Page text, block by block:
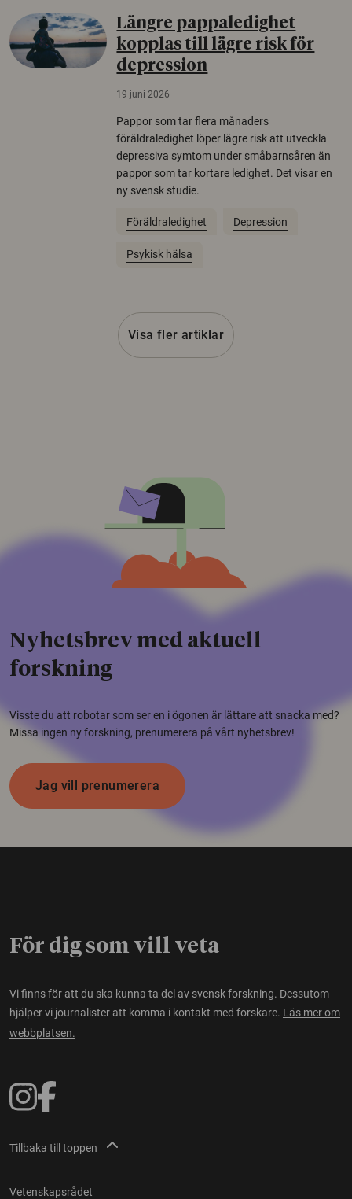
Längre pappaledighet
kopplas till lägre risk för
depression
19 juni 2026
Pappor som tar flera månaders
föräldraledighet löper lägre risk att utveckla
depressiva symtom under småbarnsåren än
pappor som tar kortare ledighet. Det visar en
ny svensk studie.
Föräldraledighet Depression
Psykisk hälsa
Visa fler artiklar
Nyhetsbrev med aktuell
forskning
Visste du att robotar som ser en i ögonen är lättare att snacka med?
Missa ingen ny forskning, prenumerera på vårt nyhetsbrev!
Jag vill prenumerera
För dig som vill veta
Vi finns för att du ska kunna ta del av svensk forskning. Dessutom
hjälper vi journalister att komma i kontakt med forskare. Läs mer om
webbplatsen.
Tillbaka till toppen
Vetenskapsrådet